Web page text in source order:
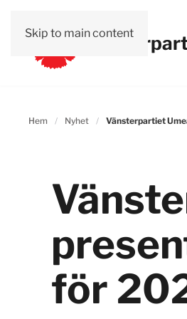
Skip to main content
Hem Nyhet Vänsterpartiet
för